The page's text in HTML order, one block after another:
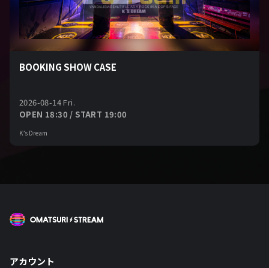
BOOKING SHOW CASE
2026-08-14 Fri.
OPEN 18:30 / START 19:00
K’s Dream
アカウント